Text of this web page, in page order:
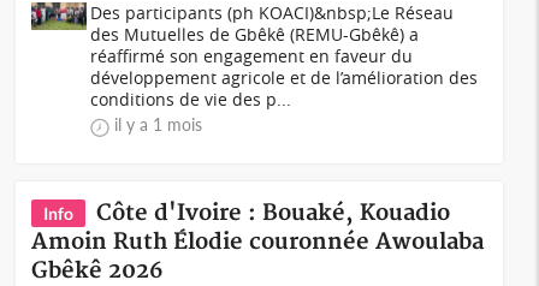
Des participants (ph KOACI)&nbsp;Le Réseau
des Mutuelles de Gbêkê (REMU-Gbêkê) a
réaffirmé son engagement en faveur du
développement agricole et de l’amélioration des
conditions de vie des p...
il y a 1 mois
Info
Côte d'Ivoire : Bouaké, Kouadio
Amoin Ruth Élodie couronnée Awoulaba
Gbêkê 2026